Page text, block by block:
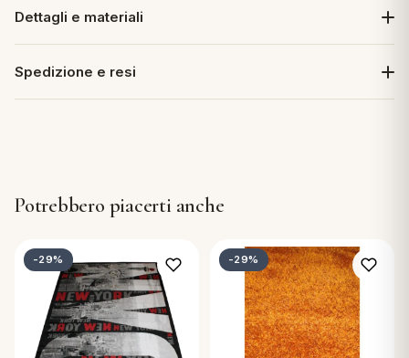
Dettagli e materiali
Spedizione e resi
Potrebbero piacerti anche
-29% -29%